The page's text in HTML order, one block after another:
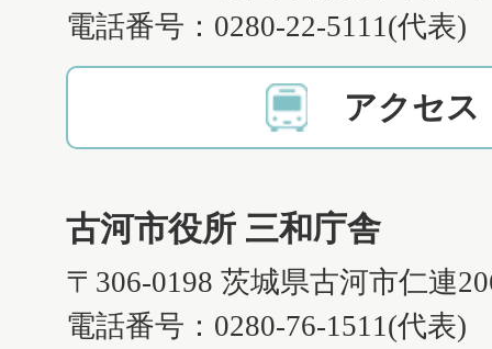
電話番号：0280-22-5111(代表)
アクセス
古河市役所 三和庁舎
〒306-0198 茨城県古河市仁連
電話番号：0280-76-1511(代表)